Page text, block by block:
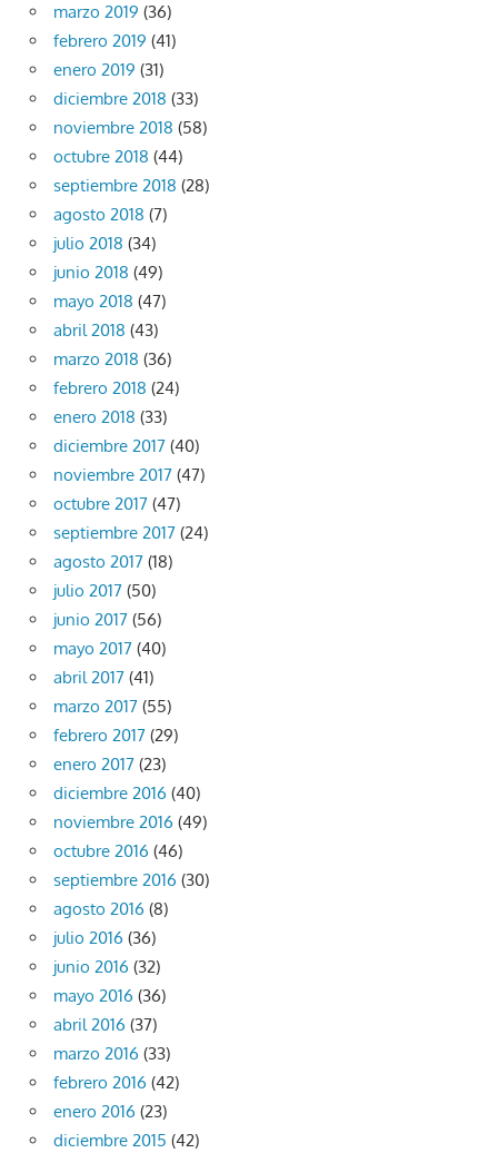
marzo 2019 (36)
febrero 2019 (41)
enero 2019 (31)
diciembre 2018 (33)
noviembre 2018 (58)
octubre 2018 (44)
septiembre 2018 (28)
agosto 2018 (7)
julio 2018 (34)
junio 2018 (49)
mayo 2018 (47)
abril 2018 (43)
marzo 2018 (36)
febrero 2018 (24)
enero 2018 (33)
diciembre 2017 (40)
noviembre 2017 (47)
octubre 2017 (47)
septiembre 2017 (24)
agosto 2017 (18)
julio 2017 (50)
junio 2017 (56)
mayo 2017 (40)
abril 2017 (41)
marzo 2017 (55)
febrero 2017 (29)
enero 2017 (23)
diciembre 2016 (40)
noviembre 2016 (49)
octubre 2016 (46)
septiembre 2016 (30)
agosto 2016 (8)
julio 2016 (36)
junio 2016 (32)
mayo 2016 (36)
abril 2016 (37)
marzo 2016 (33)
febrero 2016 (42)
enero 2016 (23)
diciembre 2015 (42)